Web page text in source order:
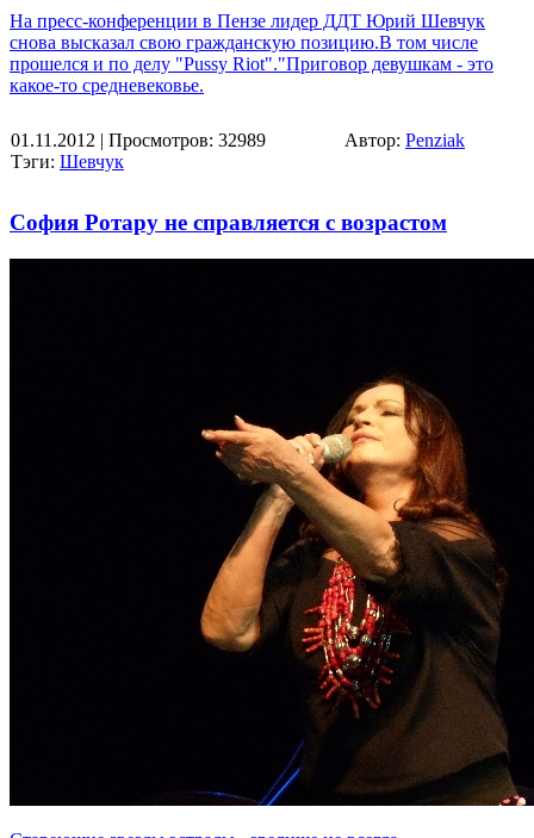
На пресс-конференции в Пензе лидер ДДТ Юрий Шевчук
снова высказал свою гражданскую позицию.В том числе
прошелся и по делу "Pussy Riot"."Приговор девушкам - это
какое-то средневековье.
01.11.2012 | Просмотров: 32989
Тэги: Шевчук
Автор: Penziak
София Ротару не справляется с возрастом